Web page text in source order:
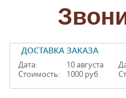
ДОСТАВКА ЗАКАЗА
Дата:
Стоимость:
10 августа
1000 руб